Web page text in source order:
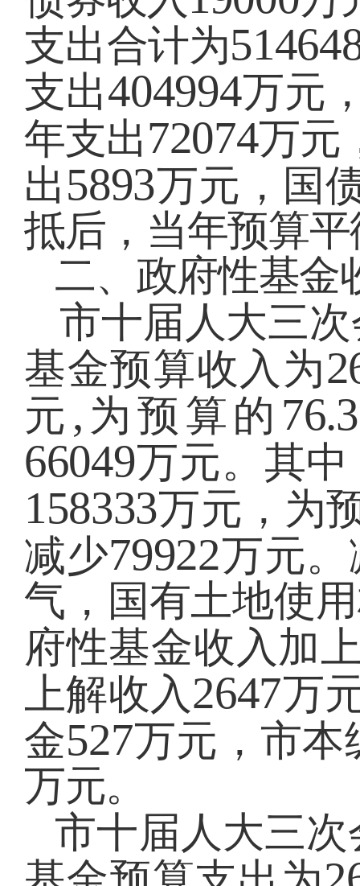
支出合计为
支出404994万元
年支出72074万元
出5893万元，国
抵后，当年预算
二、政府性基金
市十届人大三
基金预算收入为
元 , 为预算的
66049万元。其
158333万元，为
减少79922万元
气，国有土地使
府性基金收入加
上解收入2647万
金527万元，市本
万元。
市十届人大三